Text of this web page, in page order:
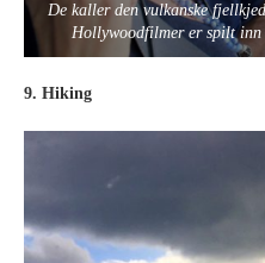
De kaller den vulkanske
Hollywoodfilmer er spilt inn
9. Hiking